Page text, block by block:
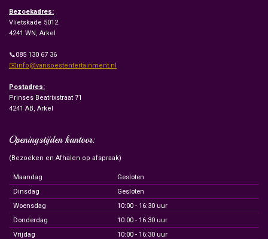
Bezoekadres:
Vlietskade 5012
4241 WN, Arkel
📞085 130 67 36
✉️info@vansoestentertainment.nl
Postadres:
Prinses Beatrixstraat 71
4241 AB, Arkel
Openingstijden kantoor:
(Bezoeken en Afhalen op afspraak)
Maandag
Gesloten
Dinsdag
Gesloten
Woensdag
10:00 - 16:30 uur
Donderdag
10:00 - 16:30 uur
Vrijdag
10:00 - 16:30 uur